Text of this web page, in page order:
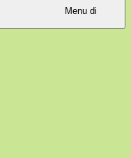
Menu di